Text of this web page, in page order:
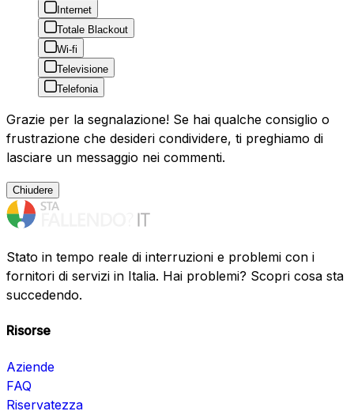
Internet
Totale Blackout
Wi-fi
Televisione
Telefonia
Grazie per la segnalazione! Se hai qualche consiglio o
frustrazione che desideri condividere, ti preghiamo di
lasciare un messaggio nei commenti.
Chiudere
Stato in tempo reale di interruzioni e problemi con i
fornitori di servizi in Italia. Hai problemi? Scopri cosa sta
succedendo.
Risorse
Aziende
FAQ
Riservatezza